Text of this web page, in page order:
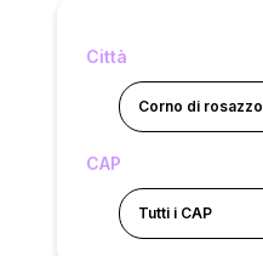
Città
Corno di rosazzo
CAP
Tutti i CAP